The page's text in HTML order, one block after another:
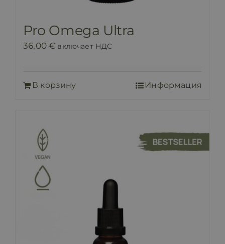
Pro Omega Ultra
36,00€ включает НДС
В корзину Информация